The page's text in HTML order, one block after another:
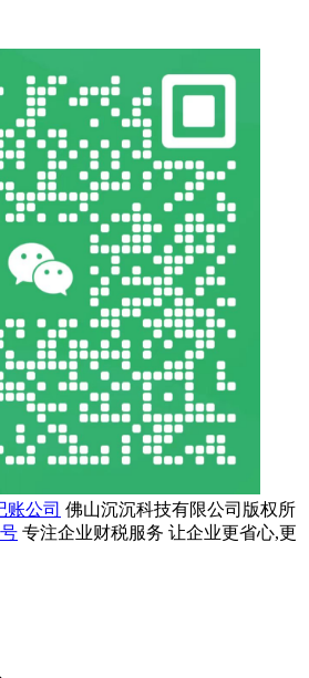
账公司 佛山沉沉科技有限公司版权所
专注企业财税服务 让企业更省心,更